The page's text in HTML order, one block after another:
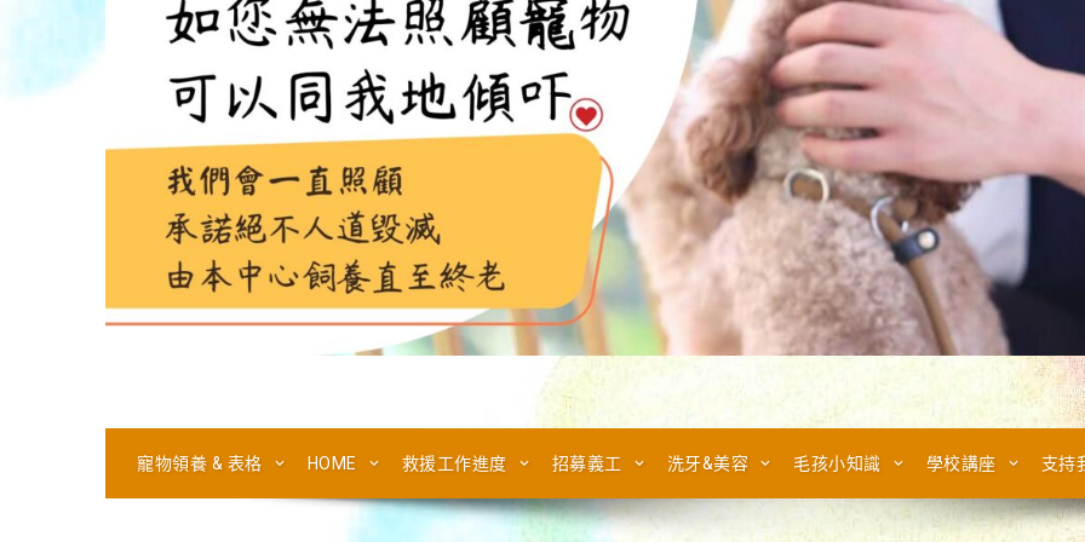
寵物領養 & 表格 HOME 救援工作進度 招募義工 洗牙&美容 毛孩小知識 學校講座 支持